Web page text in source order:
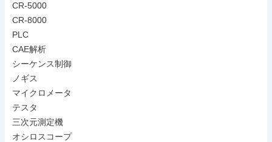
CR-5000
CR-8000
PLC
CAE解析
シーケンス制御
ノギス
マイクロメータ
テスタ
三次元測定機
オシロスコープ